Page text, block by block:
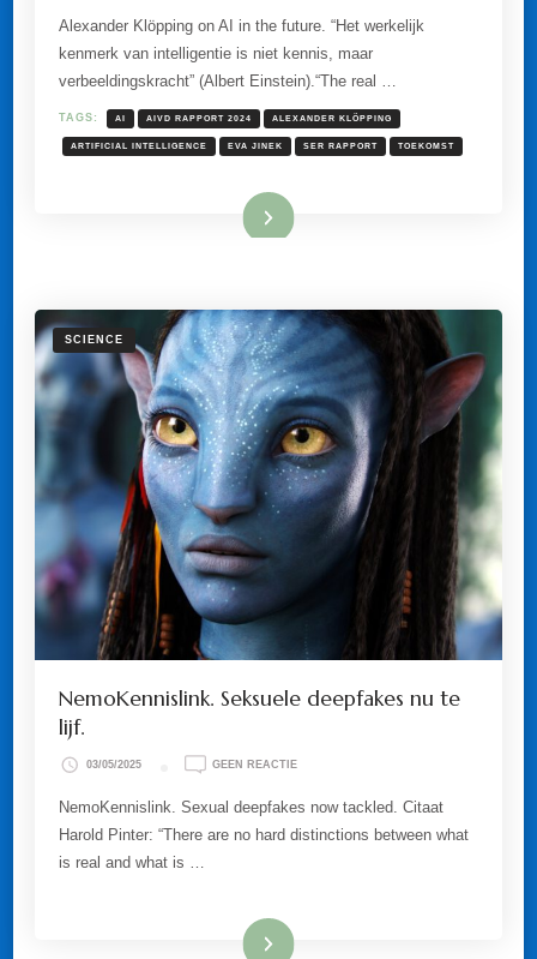
KLÖPPING
OVER
AI
DE
TOEKOMST.
Alexander Klöpping on AI in the future. “Het werkelijk
kenmerk van intelligentie is niet kennis, maar
verbeeldingskracht” (Albert Einstein).“The real …
TAGS: AI AIVD RAPPORT 2024 ALEXANDER KLÖPPING
ARTIFICIAL INTELLIGENCE EVA JINEK SER RAPPORT TOEKOMST
Lees meer
SCIENCE
NemoKennislink. Seksuele deepfakes nu te
lijf.
03/05/2025 GEEN REACTIEOP
NU
NemoKennislink. Sexual deepfakes now tackled. Citaat
Harold Pinter: “There are no hard distinctions between what
is real and what is …
Lees meer